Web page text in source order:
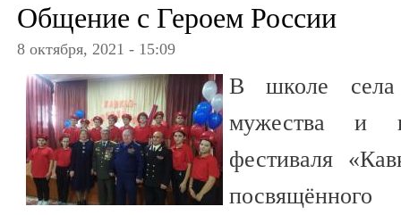
Общение с Героем России
8 октября, 2021 - 15:09
В школе
мужества и
фестиваля
посвящённого